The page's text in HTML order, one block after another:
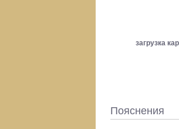
загрузка
Пояснения